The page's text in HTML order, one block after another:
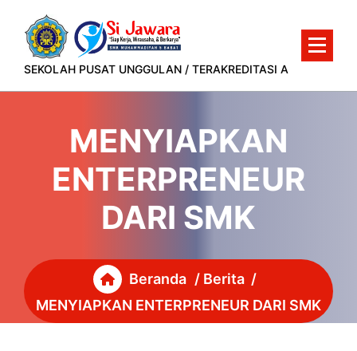
konten
SEKOLAH PUSAT UNGGULAN / TERAKREDITASI A
MENYIAPKAN
ENTERPRENEUR
DARI SMK
Beranda / Berita/
MENYIAPKAN ENTERPRENEUR DARI SMK